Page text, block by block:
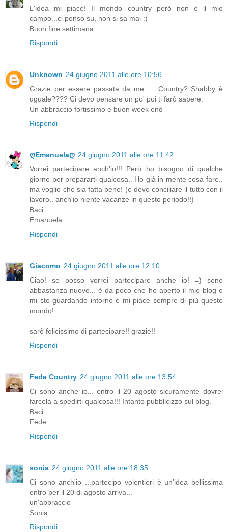
L'idea mi piace! Il mondo country però non è il mio
campo...ci penso su, non si sa mai :)
Buon fine settimana
Rispondi
Unknown 24 giugno 2011 alle ore 10:56
Grazie per essere passata da me.......Country? Shabby è
uguale???? Ci devo pensare un po' poi ti farò sapere.
Un abbraccio fortissimo e buon week end
Rispondi
ღEmanuelaღ 24 giugno 2011 alle ore 11:42
Vorrei partecipare anch'io!!! Però ho bisogno di qualche
giorno per prepararti qualcosa.. Ho già in mente cosa fare..
ma voglio che sia fatta bene! (e devo conciliare il tutto con il
lavoro.. anch'io niente vacanze in questo periodo!!)
Baci
Emanuela
Rispondi
Giacomo 24 giugno 2011 alle ore 12:10
Ciao! se posso vorrei partecipare anche io! =) sono
abbastanza nuovo... è da poco che ho aperto il mio blog e
mi sto guardando intorno e mi piace sempre di più questo
mondo!
sarò felicissimo di partecipare!! grazie!!
Rispondi
Fede Country 24 giugno 2011 alle ore 13:54
Ci sono anche io... entro il 20 agosto sicuramente dovrei
farcela a spedirti qualcosa!!! Intanto pubblicizzo sul blog.
Baci
Fede
Rispondi
sonia 24 giugno 2011 alle ore 18:35
Ci sono anch'io ...partecipo volentieri è un'idea bellissima
entro per il 20 di agosto arriva...
un'abbraccio
Sonia
Rispondi